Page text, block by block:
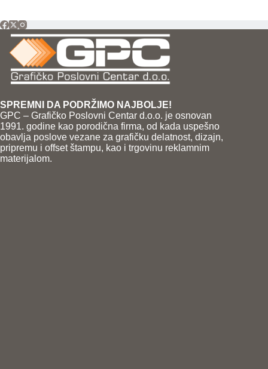
SPREMNI DA PODRŽIMO NAJBOLJE!
GPC – Grafičko Poslovni Centar d.o.o. je osnovan
1991. godine kao porodična firma, od kada uspešno
obavlja poslove vezane za grafičku delatnost, dizajn,
pripremu i offset štampu, kao i trgovinu reklamnim
materijalom.